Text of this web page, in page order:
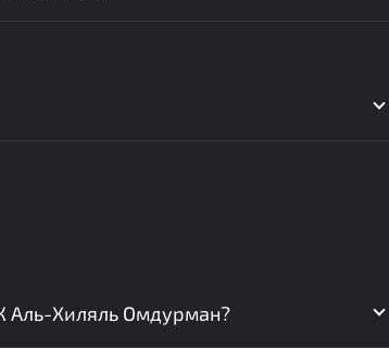
Аль-Хиляль Омдурман?